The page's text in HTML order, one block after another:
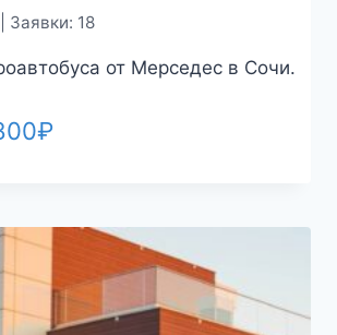
Заявки: 18
от Мерседес в Сочи.
₽